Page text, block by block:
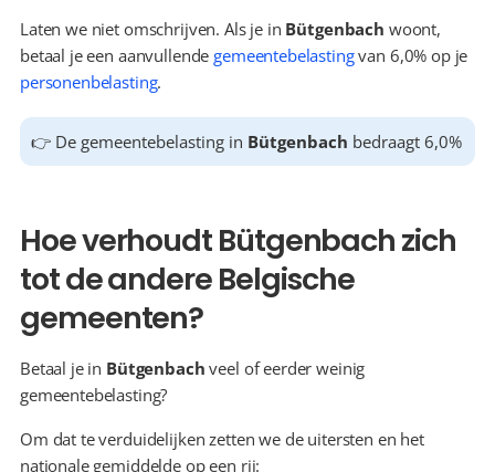
Laten we niet omschrijven. Als je in Bütgenbach woont,
betaal je een aanvullende gemeentebelasting
personenbelasting.
👉 De gemeentebelasting in Bütgenbach bedraagt 6,0%
Hoe verhoudt Bütgenbach zich
tot de andere Belgische
gemeenten?
Betaal je in Bütgenbach veel of eerder weinig
gemeentebelasting?
Om dat te verduidelijken zetten we de uitersten en het
nationale gemiddelde op een rij: